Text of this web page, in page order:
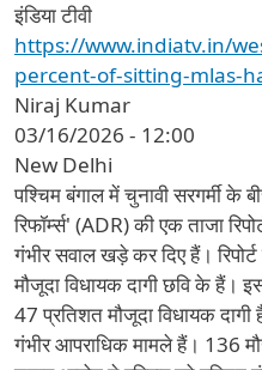
इंडिया टीवी
https://www.indiatv.in/
percent-of-sitting-mlas-
Niraj Kumar
03/16/2026 - 12:00
New Delhi
पश्चिम बंगाल में चुनावी सरगर्मी के
रिफॉर्म्स' (ADR) की एक ताजा
गंभीर सवाल खड़े कर दिए हैं।
मौजूदा विधायक दागी छवि के हैं।
47 प्रतिशत मौजूदा विधायक
गंभीर आपराधिक मामले हैं। 136